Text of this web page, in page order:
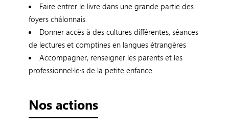
Faire entrer le livre dans une grande partie des
foyers châlonnais
Donner accès à des cultures différentes, séances
de lectures et comptines en langues étrangères
Accompagner, renseigner les parents et les
professionnel·le·s de la petite enfance
Nos actions